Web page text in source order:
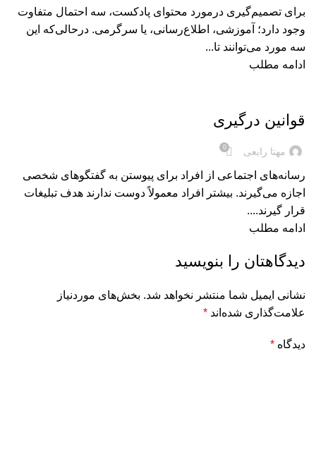
برای تصمیم‌گیری درمورد محتوای پادکست، سه احتمال متفاوت
وجود دارد؛ آموزشی، اطلاع‌رسانی، یا سرگرمی. درحالی‌که این
سه مورد می‌توانند تا...
ادامه مطلب
قوانین درگیری
مهتا رابعی 0
رسانه‌های اجتماعی از افراد برای پیوستن به گفتگوهای شخصی
اجازه می‌گیرند. بیشتر افراد معمولاً دوست ندارند هدف تبلیغات
قرار گیرند....
ادامه مطلب
دیدگاهتان را بنویسید
نشانی ایمیل شما منتشر نخواهد شد. بخش‌های موردنیاز
علامت‌گذاری شده‌اند *
دیدگاه *